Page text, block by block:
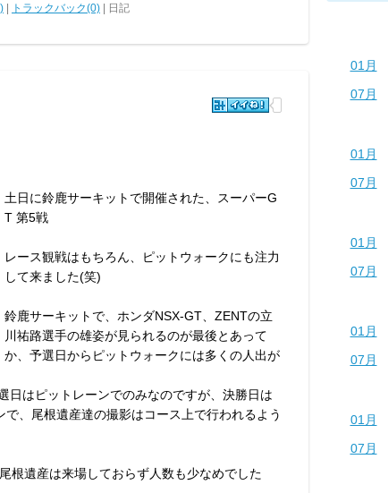
トラックバック(0) | 日記
土日に鈴鹿サーキットで開催された、スーパーG
T 第5戦
レース観戦はもちろん、ピットウォークにも注力
して来ました(笑)
鈴鹿サーキットで、ホンダNSX-GT、ZENTの立
川祐路選手の雄姿が見られるのが最後とあって
か、予選日からピットウォークには多くの人出が
日はピットレーンでのみなのですが、決勝日は
、尾根遺産達の撮影はコース上で行われるよう
根遺産は来場しておらず人数も少なめでした
01月
07月
01月
07月
01月
07月
01月
07月
01月
07月